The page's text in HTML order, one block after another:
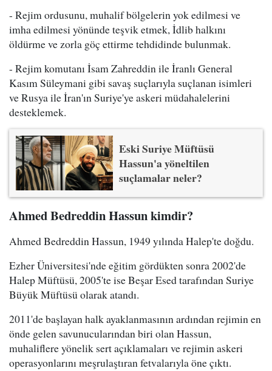
- Rejim ordusunu, muhalif bölgelerin yok edilmesi ve
imha edilmesi yönünde teşvik etmek, İdlib halkını
öldürme ve zorla göç ettirme tehdidinde bulunmak.
- Rejim komutanı İsam Zahreddin ile İranlı General
Kasım Süleymani gibi savaş suçlarıyla suçlanan isimleri
ve Rusya ile İran'ın Suriye'ye askeri müdahalelerini
desteklemek.
Eski Suriye Müftüsü
Hassun'a yöneltilen
suçlamalar neler?
Ahmed Bedreddin Hassun kimdir?
Ahmed Bedreddin Hassun, 1949 yılında Halep'te doğdu.
Ezher Üniversitesi'nde eğitim gördükten sonra 2002'de
Halep Müftüsü, 2005'te ise Beşar Esed tarafından Suriye
Büyük Müftüsü olarak atandı.
2011'de başlayan halk ayaklanmasının ardından rejimin en
önde gelen savunucularından biri olan Hassun,
muhaliflere yönelik sert açıklamaları ve rejimin askeri
operasyonlarını meşrulaştıran fetvalarıyla öne çıktı.